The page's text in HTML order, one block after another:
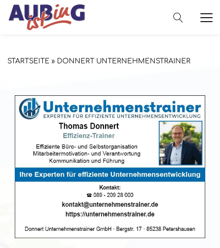
STARTSEITE » DONNERT UNTERNEHMENSTRAINER